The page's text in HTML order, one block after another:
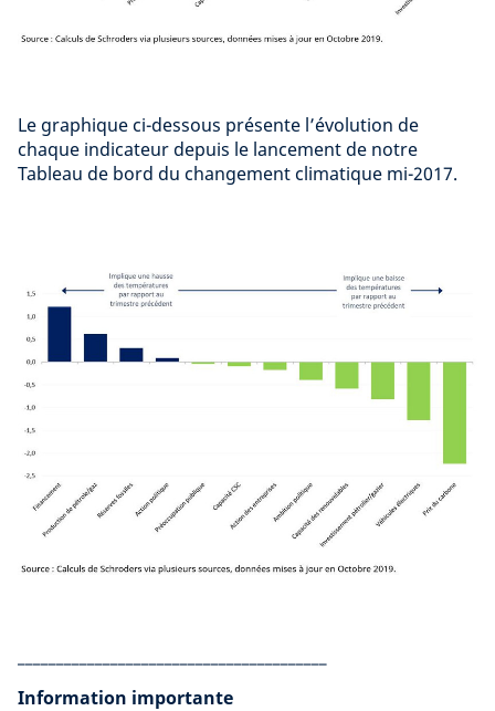
Le graphique ci-dessous présente l’évolution de
chaque indicateur depuis le lancement de notre
Tableau de bord du changement climatique mi-2017.
Information importante